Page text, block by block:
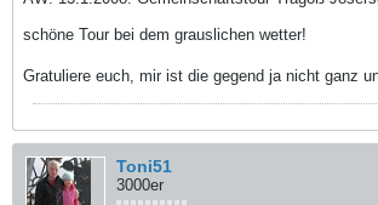
schöne Tour bei dem grauslichen wetter!
Gratuliere euch, mir ist die gegend ja nicht ganz
Toni51
3000er